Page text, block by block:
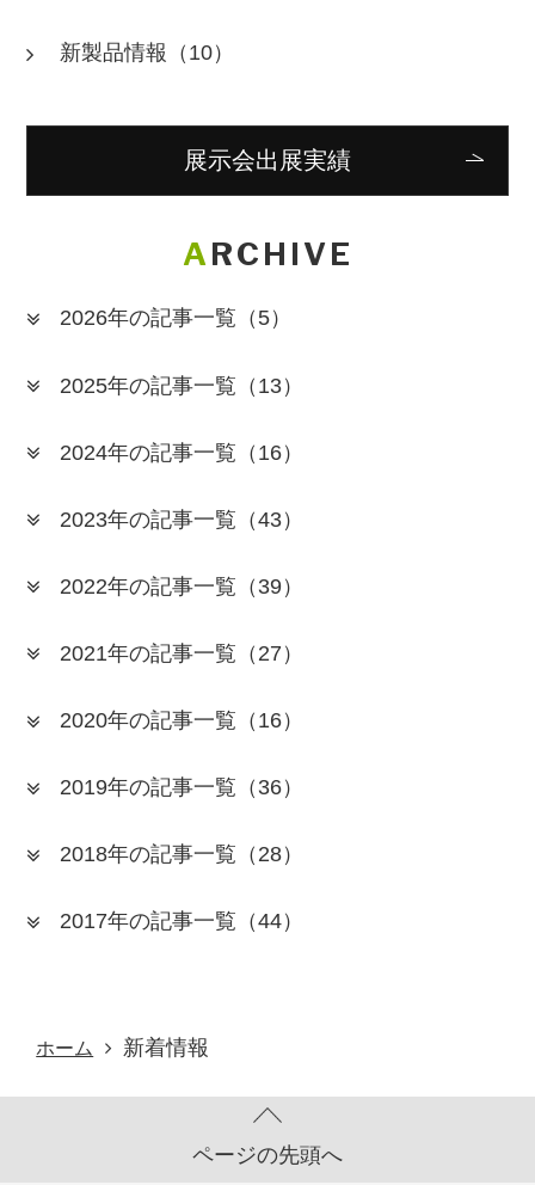
新製品情報 （10）
展示会出展実績
ARCHIVE
2026年の記事一覧 （5）
2025年の記事一覧 （13）
2024年の記事一覧 （16）
2023年の記事一覧 （43）
2022年の記事一覧 （39）
2021年の記事一覧 （27）
2020年の記事一覧 （16）
2019年の記事一覧 （36）
2018年の記事一覧 （28）
2017年の記事一覧 （44）
ホーム 新着情報
ページの先頭へ